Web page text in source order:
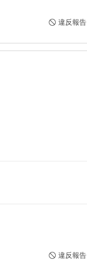
違反報告
違反報告